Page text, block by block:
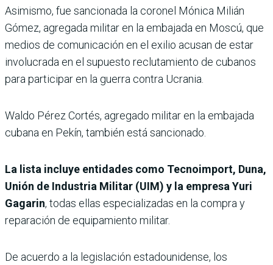
Asimismo, fue sancionada la coronel Mónica Milián
Gómez, agregada militar en la embajada en Moscú, que
medios de comunicación en el exilio acusan de estar
involucrada en el supuesto reclutamiento de cubanos
para participar en la guerra contra Ucrania.
Waldo Pérez Cortés, agregado militar en la embajada
cubana en Pekín, también está sancionado.
La lista incluye entidades como Tecnoimport, Duna,
Unión de Industria Militar (UIM) y la empresa Yuri
Gagarin, todas ellas especializadas en la compra y
reparación de equipamiento militar.
De acuerdo a la legislación estadounidense, los